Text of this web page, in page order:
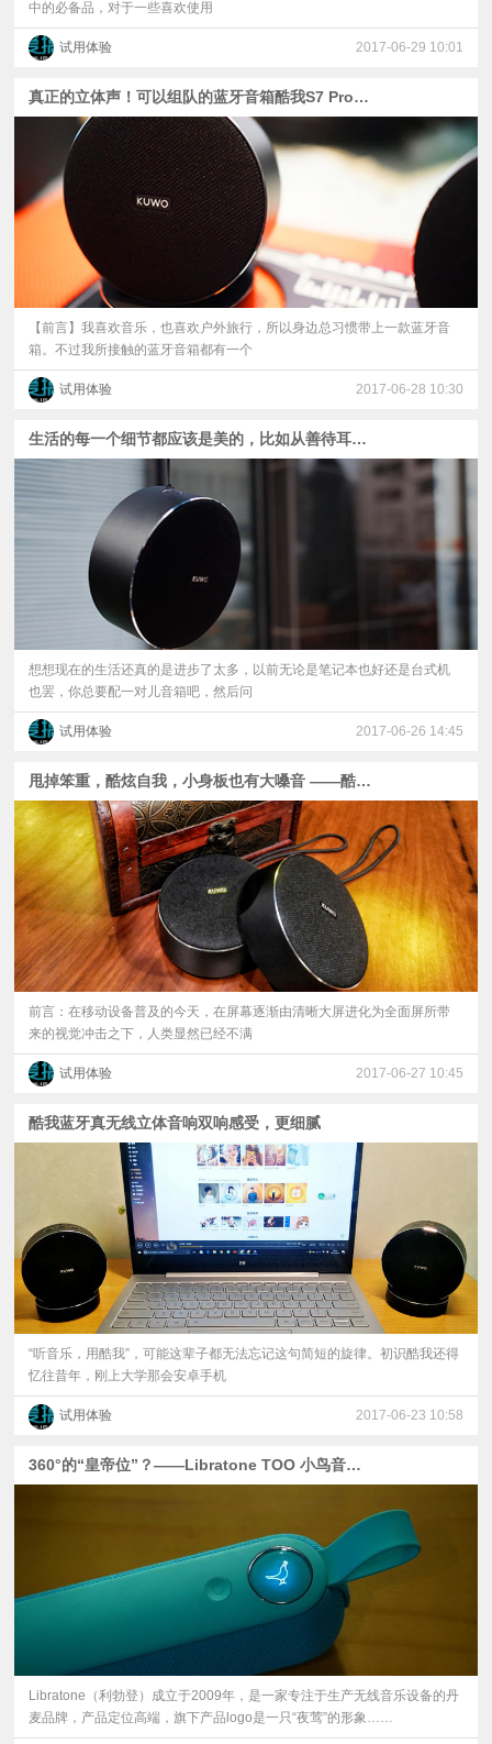
中的必备品，对于一些喜欢使用
试用体验 2017-06-29 10:01
真正的立体声！可以组队的蓝牙音箱酷我S7 Pro体验
【前言】我喜欢音乐，也喜欢户外旅行，所以身边总习惯带上一款蓝牙音
箱。不过我所接触的蓝牙音箱都有一个
试用体验 2017-06-28 10:30
生活的每一个细节都应该是美的，比如从善待耳朵开始－－－酷我蓝牙音箱体验分享
想想现在的生活还真的是进步了太多，以前无论是笔记本也好还是台式机
也罢，你总要配一对儿音箱吧，然后问
试用体验 2017-06-26 14:45
甩掉笨重，酷炫自我，小身板也有大嗓音 ——酷我无线环绕立体声音响（S7 pro）体验
前言：在移动设备普及的今天，在屏幕逐渐由清晰大屏进化为全面屏所带
来的视觉冲击之下，人类显然已经不满
试用体验 2017-06-27 10:45
酷我蓝牙真无线立体音响双响感受，更细腻
“听音乐，用酷我”，可能这辈子都无法忘记这句简短的旋律。初识酷我还得
忆往昔年，刚上大学那会安卓手机
试用体验 2017-06-23 10:58
360°的“皇帝位”？——Libratone TOO 小鸟音箱体验
Libratone（利勃登）成立于2009年，是一家专注于生产无线音乐设备的丹
麦品牌，产品定位高端，旗下产品logo是一只“夜莺”的形象……